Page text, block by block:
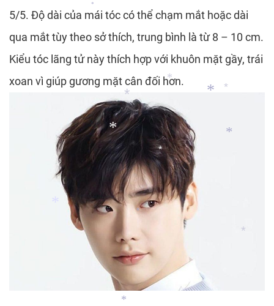
*
*
*
*
*
*
*
5/5. Độ dài của mái tóc có thể chạm mắt hoặc dài
qua mắt tùy theo sở thích, trung bình là từ 8 – 10 cm.
Kiểu tóc lãng tử này thích hợp với khuôn mặt gầy, trái
xoan vì giúp gương mặt cân đối hơn.